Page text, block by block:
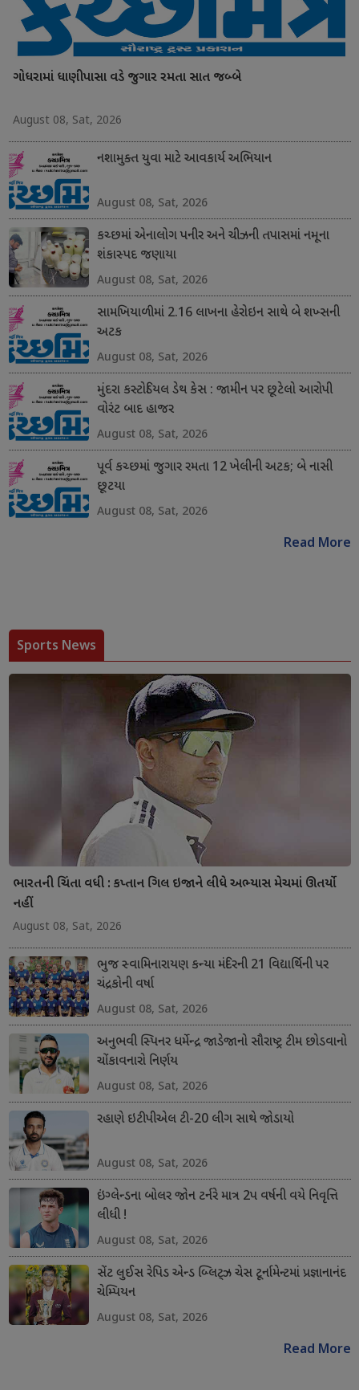
ગોધરામાં ધાણીપાસા વડે જુગાર રમતા સાત જબ્બે
August 08, Sat, 2026
નશામુક્ત યુવા માટે આવકાર્ય અભિયાન
August 08, Sat, 2026
કચ્છમાં એનાલોગ પનીર અને ચીઝની તપાસમાં નમૂના
શંકાસ્પદ જણાયા
August 08, Sat, 2026
સામખિયાળીમાં 2.16 લાખના હેરોઇન સાથે બે શખ્સની
અટક
August 08, Sat, 2026
મુંદરા કસ્ટોડિયલ ડેથ કેસ : જામીન પર છૂટેલો આરોપી
વોરંટ બાદ હાજર
August 08, Sat, 2026
પૂર્વ કચ્છમાં જુગાર રમતા 12 ખેલીની અટક; બે નાસી
છૂટયા
August 08, Sat, 2026
Read More
Sports News
ભારતની ચિંતા વધી : કપ્તાન ગિલ ઇજાને લીધે અભ્યાસ મેચમાં ઊતર્યો
નહીં
August 08, Sat, 2026
ભુજ સ્વામિનારાયણ કન્યા મંદિરની 21 વિદ્યાર્થિની પર
ચંદ્રકોની વર્ષા
August 08, Sat, 2026
અનુભવી સ્પિનર ધર્મેન્દ્ર જાડેજાનો સૌરાષ્ટ્ર ટીમ છોડવાનો
ચોંકાવનારો નિર્ણય
August 08, Sat, 2026
રહાણે ઇટીપીએલ ટી-20 લીગ સાથે જોડાયો
August 08, Sat, 2026
ઇંગ્લેન્ડના બોલર જોન ટર્નરે માત્ર 2પ વર્ષની વયે નિવૃત્તિ
લીધી !
August 08, Sat, 2026
સેંટ લુઈસ રેપિડ એન્ડ બ્લિટ્ઝ ચેસ ટૂર્નામેન્ટમાં પ્રજ્ઞાનાનંદ
ચેમ્પિયન
August 08, Sat, 2026
Read More